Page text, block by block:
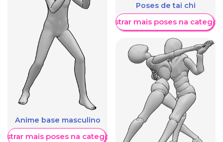
Anime base masculino
mais poses na categoria
Poses de tai chi
Mostrar mais poses na